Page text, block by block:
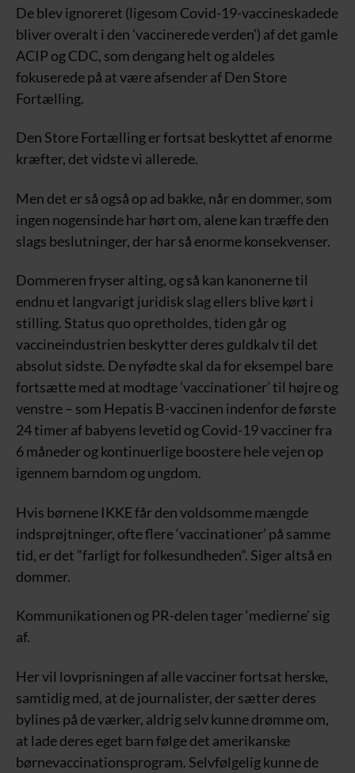
De blev ignoreret (ligesom Covid-19-vaccineskadede
bliver overalt i den ’vaccinerede verden’) af det gamle
ACIP og CDC, som dengang helt og aldeles
fokuserede på at være afsender af Den Store
Fortælling.
Den Store Fortælling er fortsat beskyttet af enorme
kræfter, det vidste vi allerede.
Men det er så også op ad bakke, når en dommer, som
ingen nogensinde har hørt om, alene kan træffe den
slags beslutninger, der har så enorme konsekvenser.
Dommeren fryser alting, og så kan kanonerne til
endnu et langvarigt juridisk slag ellers blive kørt i
stilling. Status quo opretholdes, tiden går og
vaccineindustrien beskytter deres guldkalv til det
absolut sidste. De nyfødte skal da for eksempel bare
fortsætte med at modtage ’vaccinationer’ til højre og
venstre – som Hepatis B-vaccinen indenfor de første
24 timer af babyens levetid og Covid-19 vacciner fra
6 måneder og kontinuerlige boostere hele vejen op
igennem barndom og ungdom.
Hvis børnene IKKE får den voldsomme mængde
indsprøjtninger, ofte flere ‘vaccinationer’ på samme
tid, er det ”farligt for folkesundheden”. Siger altså en
dommer.
Kommunikationen og PR-delen tager ‘medierne’ sig
af.
Her vil lovprisningen af alle vacciner fortsat herske,
samtidig med, at de journalister, der sætter deres
bylines på de værker, aldrig selv kunne drømme om,
at lade deres eget barn følge det amerikanske
børnevaccinationsprogram. Selvfølgelig kunne de